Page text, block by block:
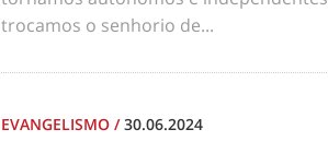
trocamos o senhorio de...
EVANGELISMO /30.06.2024